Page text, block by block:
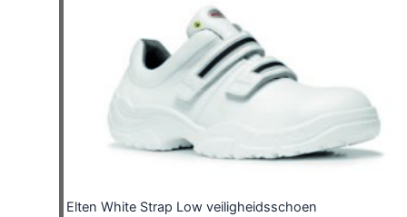
Elten White Strap Low veiligheidsschoen